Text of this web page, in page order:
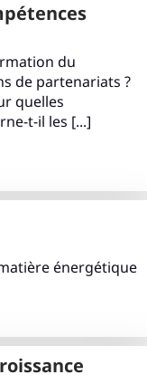
du
de partenariats ?
quelles
t-il les [...]
Formation &
énergétique